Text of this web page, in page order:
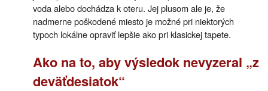
voda alebo dochádza k oteru. Jej plusom ale je, že
nadmerne poškodené miesto je možné pri niektorých
typoch lokálne opraviť lepšie ako pri klasickej tapete.
Ako na to, aby výsledok nevyzeral „z
deväťdesiatok“